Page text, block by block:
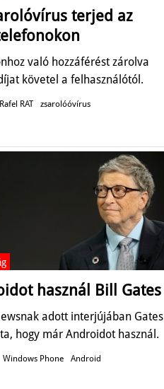
terjed az
való hozzáférést zárolva
követel a felhasználótól.
Rafel RAT zsarolóóvírus
használ Bill Gates
adott interjújában Gates
hogy már Androidot használ.
Windows Phone Android